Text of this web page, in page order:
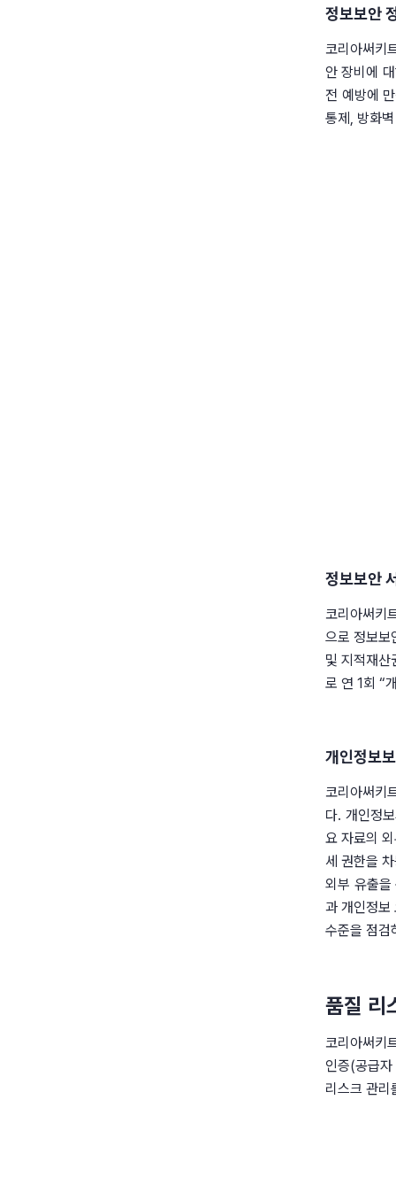
정보보안
코리아써키
안 장비에
전 예방에
통제, 방화
정보보안
코리아써키
으로 정보보
및 지적재산
로 연 1회
개인정보
코리아써키
다. 개인정
요 자료의
세 권한을
외부 유출
과 개인정보
수준을 점검
품질 리
코리아써키
인증(공급
리스크 관리